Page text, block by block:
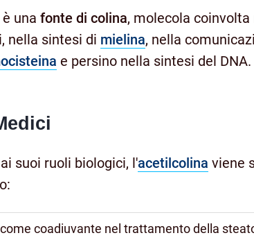
una fonte di colina, molecola
nella sintesi di mielina, nella
e persino nella sintesi del DNA.
suoi ruoli biologici, l'acetilcolina viene
come coadiuvante nel trattamento della